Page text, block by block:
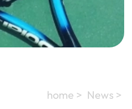
home > News >